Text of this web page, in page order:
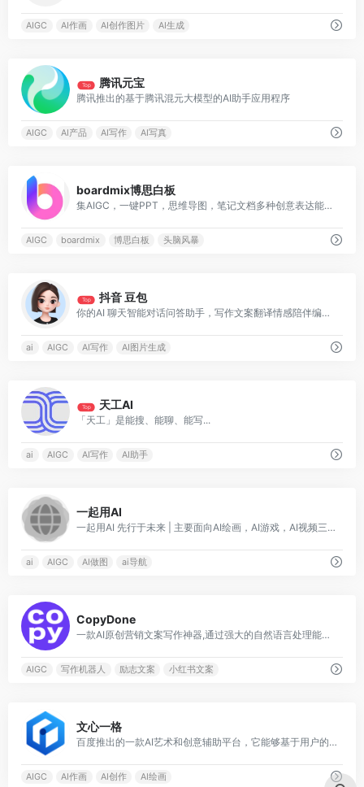
AIGC AI作画 AI创作图片 AI生成
Top 腾讯元宝
腾讯推出的基于腾讯混元大模型的AI助手应用程序
AIGC AI产品 AI写作 AI写真
boardmix博思白板
集AIGC，一键PPT，思维导图，笔记文档多种创意表达能力于一体
AIGC boardmix 博思白板 头脑风暴
Top 抖音 豆包
你的AI 聊天智能对话问答助手，写作文案翻译情感陪伴编程全能工具
ai AIGC AI写作 AI图片生成
Top 天工AI
「天工」是能搜、能聊、能写...
ai AIGC AI写作 AI助手
一起用AI
一起用AI 先行于未来 | 主要面向AI绘画，AI游戏，AI视频三大领域。我们同时整理了各类AI相关的信息，涵盖AI网址大全，AI工具软件，AI软件免费教程，AI热点资讯，AI学习图书等等 | 期望能对AI爱好者有所帮助！
ai AIGC AI做图 ai导航
CopyDone
一款AI原创营销文案写作神器,通过强大的自然语言处理能力，通过输入关键词,快速生成原创的软文
AIGC 写作机器人 励志文案 小红书文案
文心一格
百度推出的一款AI艺术和创意辅助平台，它能够基于用户的语言描述生成相应的创意画作
AIGC AI作画 AI创作 AI绘画